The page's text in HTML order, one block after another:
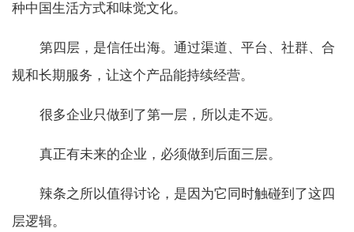
种中国生活方式和味觉文化。
第四层，是信任出海。通过渠道、平台、社群、合
规和长期服务，让这个产品能持续经营。
很多企业只做到了第一层，所以走不远。
真正有未来的企业，必须做到后面三层。
辣条之所以值得讨论，是因为它同时触碰到了这四
层逻辑。